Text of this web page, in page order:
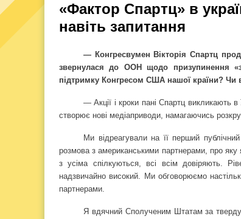
«Фактор Спартц» в
навіть запитання
— Конгресвумен Вікторія Спартц
звернулася до ООН щодо призупинення
підтримку Конгресом США нашої країни? Чи
— Акції і кроки пані Спартц викликають
створює нові медіаприводи, намагаючись
Ми відреагували на її перший
розмова з американськими партнерами, про
з усіма спілкуються, всі всім довіряють.
надзвичайно високий. Ми обговорюємо
партнерами.
Я вдячний Сполученим Штатам за тверду